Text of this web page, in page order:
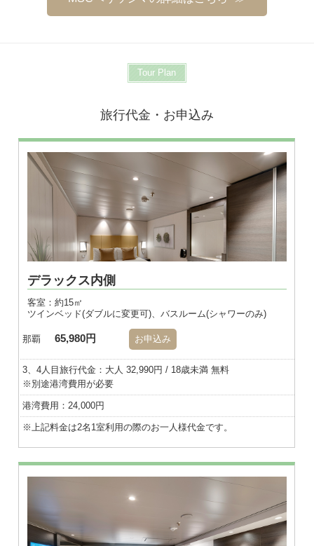
Tour Plan
旅行代金・お申込み
※画像はダブル
デラックス内側
客室：約15㎡
ツインベッド(ダブルに変更可)、バスルーム(シャワーのみ)
那覇 65,980円 お申込み
3、4人目旅行代金：大人 32,990円 / 18歳未満 無料
※別途港湾費用が必要
港湾費用：24,000円
※上記料金は2名1室利用の際のお一人様代金です。